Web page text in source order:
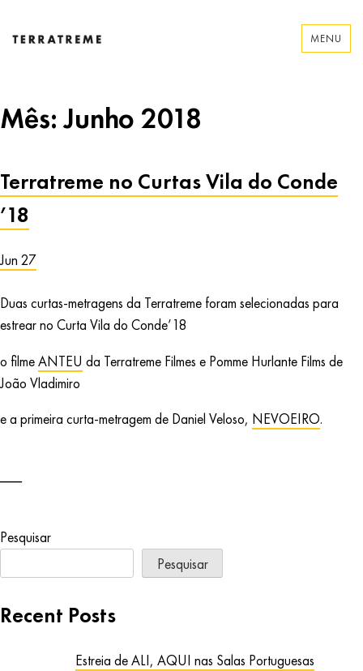
MENU
Mês:Junho 2018
Terratreme no Curtas Vila do Conde
’18
Jun 27
Duas curtas-metragens da Terratreme foram selecionadas para
estrear no Curta Vila do Conde’18
o filmeANTEU da Terratreme Filmes e Pomme Hurlante Films de
João Vladimiro
e a primeira curta-metragem de Daniel Veloso, NEVOEIRO.
Pesquisar
Pesquisar
Recent Posts
Estreia de ALI, AQUI nas Salas Portuguesas